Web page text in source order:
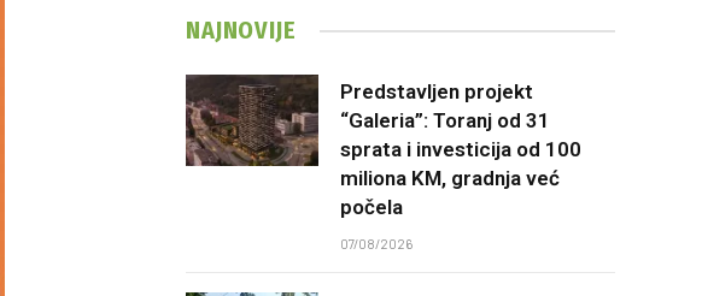
NAJNOVIJE
Predstavljen projekt
“Galeria”: Toranj od 31
sprata i investicija od 100
miliona KM, gradnja već
počela
07/08/2026